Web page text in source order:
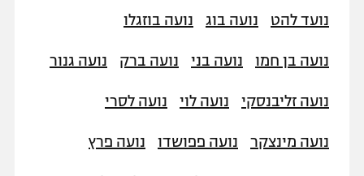
נועד להט נועה בוג נועה בוזגלו
נועה בן חמו נועה בני נועה ברק נועה גנור
נועה זליבנסקי נועה לוי נועה לסרי
נועה מינצקר נועה פפושדו נועה פרץ